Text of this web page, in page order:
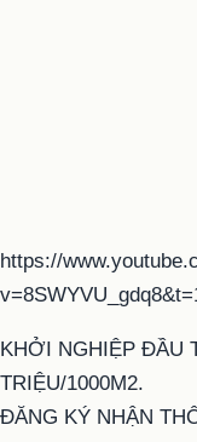
https://
KHỞI NGHIỆP ĐẦU
TRIỆU/1000M2.
ĐĂNG KÝ NHẬN